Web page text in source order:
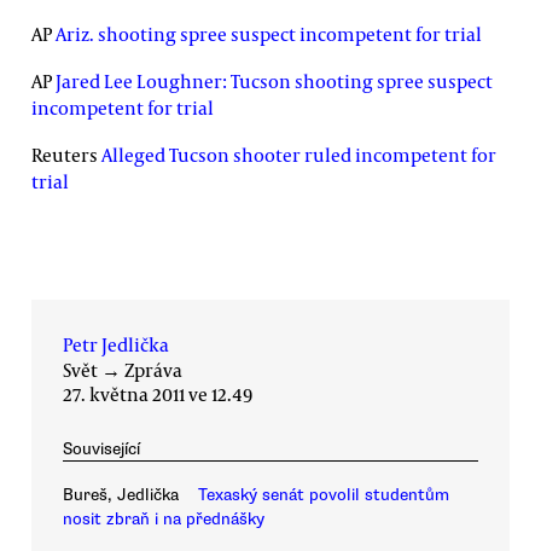
APAriz. shooting spree suspect incompetent for trial
APJared Lee Loughner: Tucson shooting spree suspect
incompetent for trial
ReutersAlleged Tucson shooter ruled incompetent for
trial
Petr Jedlička
Svět → Zpráva
27. května 2011 ve 12.49
Související
Bureš, Jedlička
Texaský senát povolil studentům
nosit zbraň i na přednášky